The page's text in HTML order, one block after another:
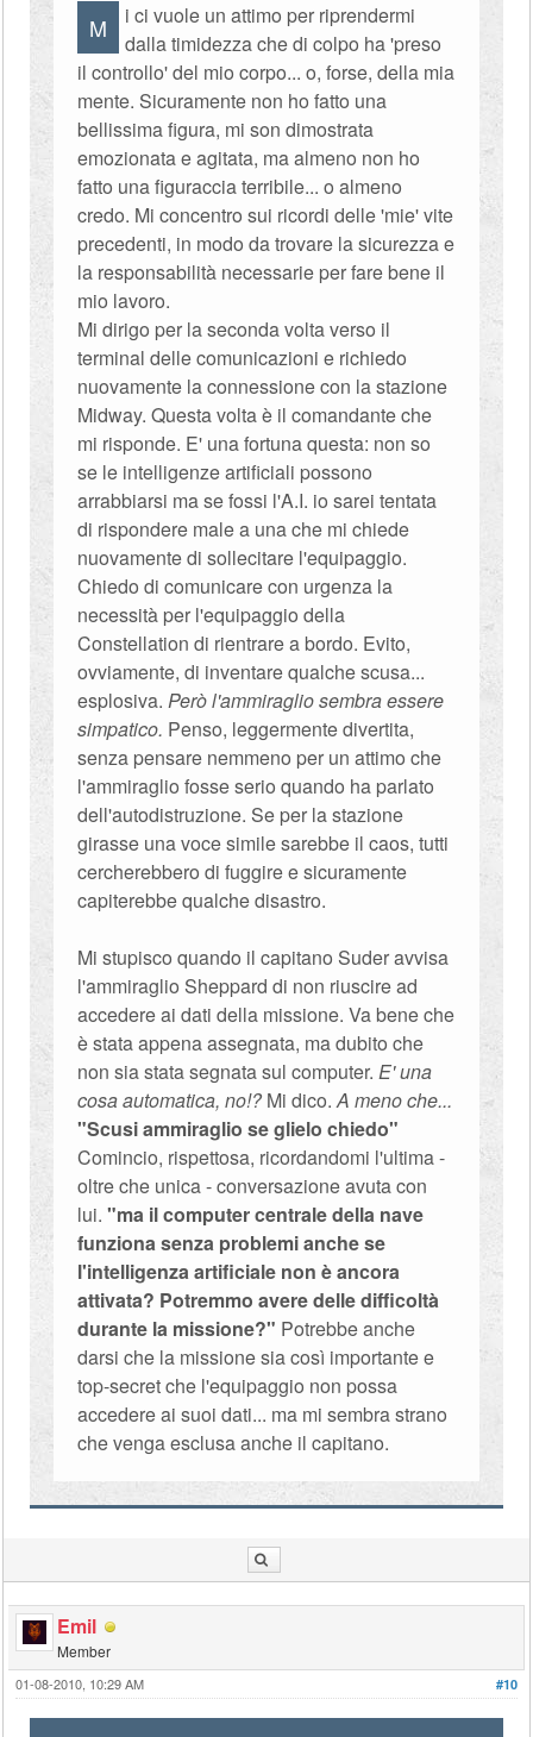
M
i ci vuole un attimo per riprendermi
dalla timidezza che di colpo ha 'preso
il controllo' del mio corpo... o, forse, della mia
mente. Sicuramente non ho fatto una
bellissima figura, mi son dimostrata
emozionata e agitata, ma almeno non ho
fatto una figuraccia terribile... o almeno
credo. Mi concentro sui ricordi delle 'mie' vite
precedenti, in modo da trovare la sicurezza e
la responsabilità necessarie per fare bene il
mio lavoro.
Mi dirigo per la seconda volta verso il
terminal delle comunicazioni e richiedo
nuovamente la connessione con la stazione
Midway. Questa volta è il comandante che
mi risponde. E' una fortuna questa: non so
se le intelligenze artificiali possono
arrabbiarsi ma se fossi l'A.I. io sarei tentata
di rispondere male a una che mi chiede
nuovamente di sollecitare l'equipaggio.
Chiedo di comunicare con urgenza la
necessità per l'equipaggio della
Constellation di rientrare a bordo. Evito,
ovviamente, di inventare qualche scusa...
esplosiva.Però l'ammiraglio sembra essere
simpatico. Penso, leggermente divertita,
senza pensare nemmeno per un attimo che
l'ammiraglio fosse serio quando ha parlato
dell'autodistruzione. Se per la stazione
girasse una voce simile sarebbe il caos, tutti
cercherebbero di fuggire e sicuramente
capiterebbe qualche disastro.
Mi stupisco quando il capitano Suder avvisa
l'ammiraglio Sheppard di non riuscire ad
accedere ai dati della missione. Va bene che
è stata appena assegnata, ma dubito che
non sia stata segnata sul computer.E' una
cosa automatica, no!?Mi dico.A meno che...
"Scusi ammiraglio se glielo chiedo"
Comincio, rispettosa, ricordandomi l'ultima -
oltre che unica - conversazione avuta con
lui."ma il computer centrale della nave
funziona senza problemi anche se
l'intelligenza artificiale non è ancora
attivata? Potremmo avere delle difficoltà
durante la missione?" Potrebbe anche
darsi che la missione sia così importante e
top-secret che l'equipaggio non possa
accedere ai suoi dati... ma mi sembra strano
che venga esclusa anche il capitano.
Emil
Member
#10
01-08-2010, 10:29 AM